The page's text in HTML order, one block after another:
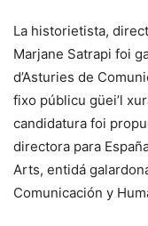
La historietista,
Marjane Satrapi foi
d’Asturies de
fixo públicu güei’l
candidatura foi
directora para
Arts, entidá
Comunicación y